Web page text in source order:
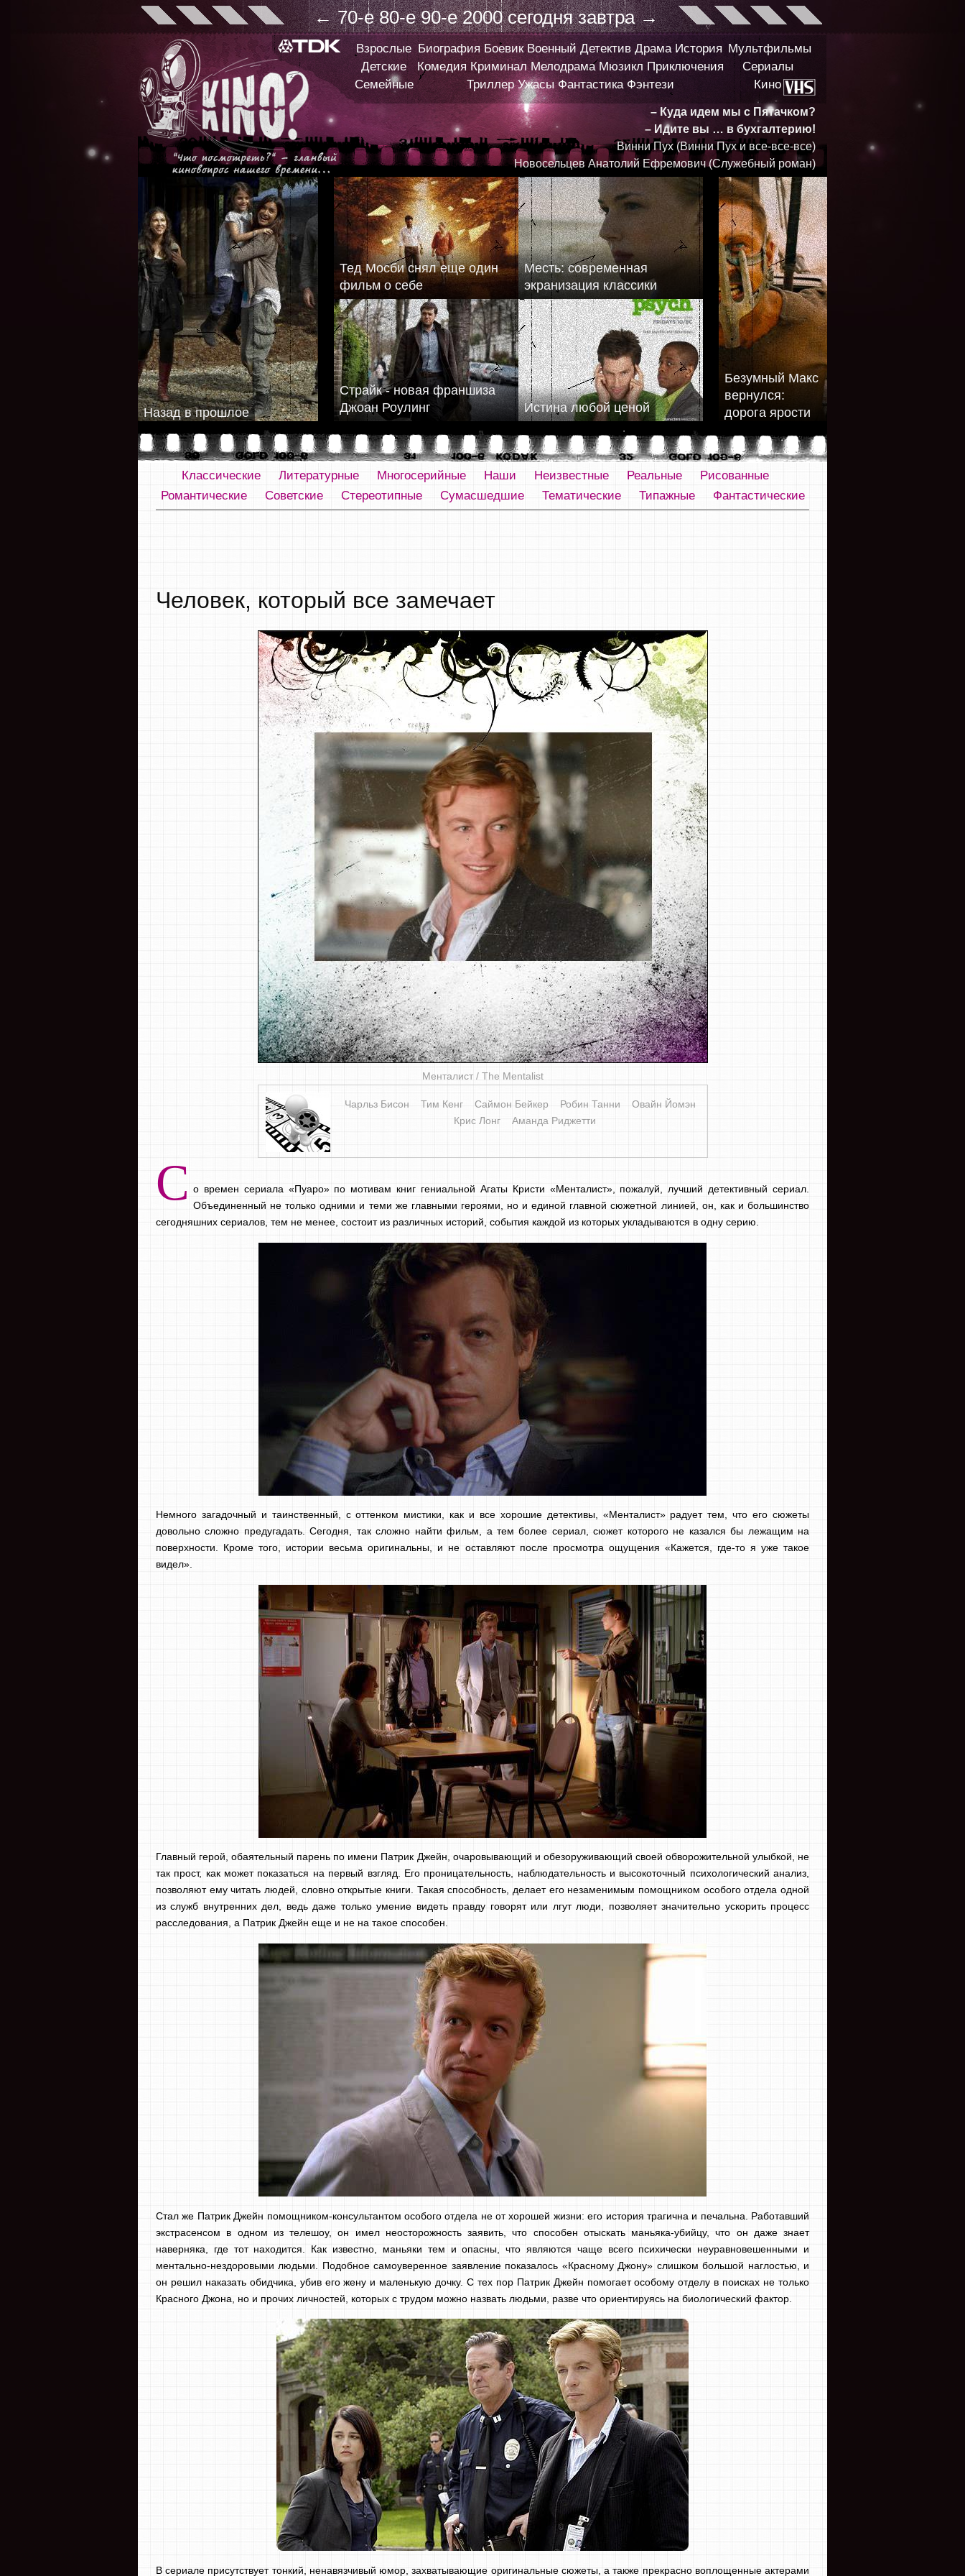
← 70-е 80-е 90-е 2000 сегодня завтра →
Взрослые
Детские
Семейные
Биография Боевик Военный Детектив Драма История
Комедия Криминал Мелодрама Мюзикл Приключения
Триллер Ужасы Фантастика Фэнтези
Мультфильмы
Сериалы
Кино
– Куда идем мы с Пятачком?
– Идите вы … в бухгалтерию!
Винни Пух (Винни Пух и все-все-все)
Новосельцев Анатолий Ефремович (Служебный роман)
Назад в прошлое
Тед Мосби снял еще один
фильм о себе
Месть: современная
экранизация классики
Страйк - новая франшиза
Джоан Роулинг
Истина любой ценой
Безумный Макс
вернулся:
дорога ярости
Классические Литературные Многосерийные Наши Неизвестные Реальные
Рисованные
Романтические
Советские Стереотипные Сумасшедшие Тематические Типажные Фантастические
Человек, который все замечает
Менталист / The Mentalist
Чарльз Бисон Тим Кенг Саймон Бейкер Робин Танни
Овайн Йомэн
Крис Лонг
Аманда Риджетти
С о времен сериала «Пуаро» по мотивам книг гениальной Агаты Кристи «Менталист», пожалуй, лучший детективный сериал.
Объединенный не только одними и теми же главными героями, но и единой главной сюжетной линией, он, как и большинство
сегодняшних сериалов, тем не менее, состоит из различных историй, события каждой из которых укладываются в одну серию.
Немного загадочный и таинственный, с оттенком мистики, как и все хорошие детективы, «Менталист» радует тем, что его сюжеты
довольно сложно предугадать. Сегодня, так сложно найти фильм, а тем более сериал, сюжет которого не казался бы лежащим на
поверхности. Кроме того, истории весьма оригинальны, и не оставляют после просмотра ощущения «Кажется, где-то я уже такое
видел».
Главный герой, обаятельный парень по имени Патрик Джейн, очаровывающий и обезоруживающий своей обворожительной улыбкой, не
так прост, как может показаться на первый взгляд. Его проницательность, наблюдательность и высокоточный психологический анализ,
позволяют ему читать людей, словно открытые книги. Такая способность, делает его незаменимым помощником особого отдела одной
из служб внутренних дел, ведь даже только умение видеть правду говорят или лгут люди, позволяет значительно ускорить процесс
расследования, а Патрик Джейн еще и не на такое способен.
Стал же Патрик Джейн помощником-консультантом особого отдела не от хорошей жизни: его история трагична и печальна. Работавший
экстрасенсом в одном из телешоу, он имел неосторожность заявить, что способен отыскать маньяка-убийцу, что он даже знает
наверняка, где тот находится. Как известно, маньяки тем и опасны, что являются чаще всего психически неуравновешенными и
ментально-нездоровыми людьми. Подобное самоуверенное заявление показалось «Красному Джону» слишком большой наглостью, и
он решил наказать обидчика, убив его жену и маленькую дочку. С тех пор Патрик Джейн помогает особому отделу в поисках не только
Красного Джона, но и прочих личностей, которых с трудом можно назвать людьми, разве что ориентируясь на биологический фактор.
В сериале присутствует тонкий, ненавязчивый юмор, захватывающие оригинальные сюжеты, а также прекрасно воплощенные актерами